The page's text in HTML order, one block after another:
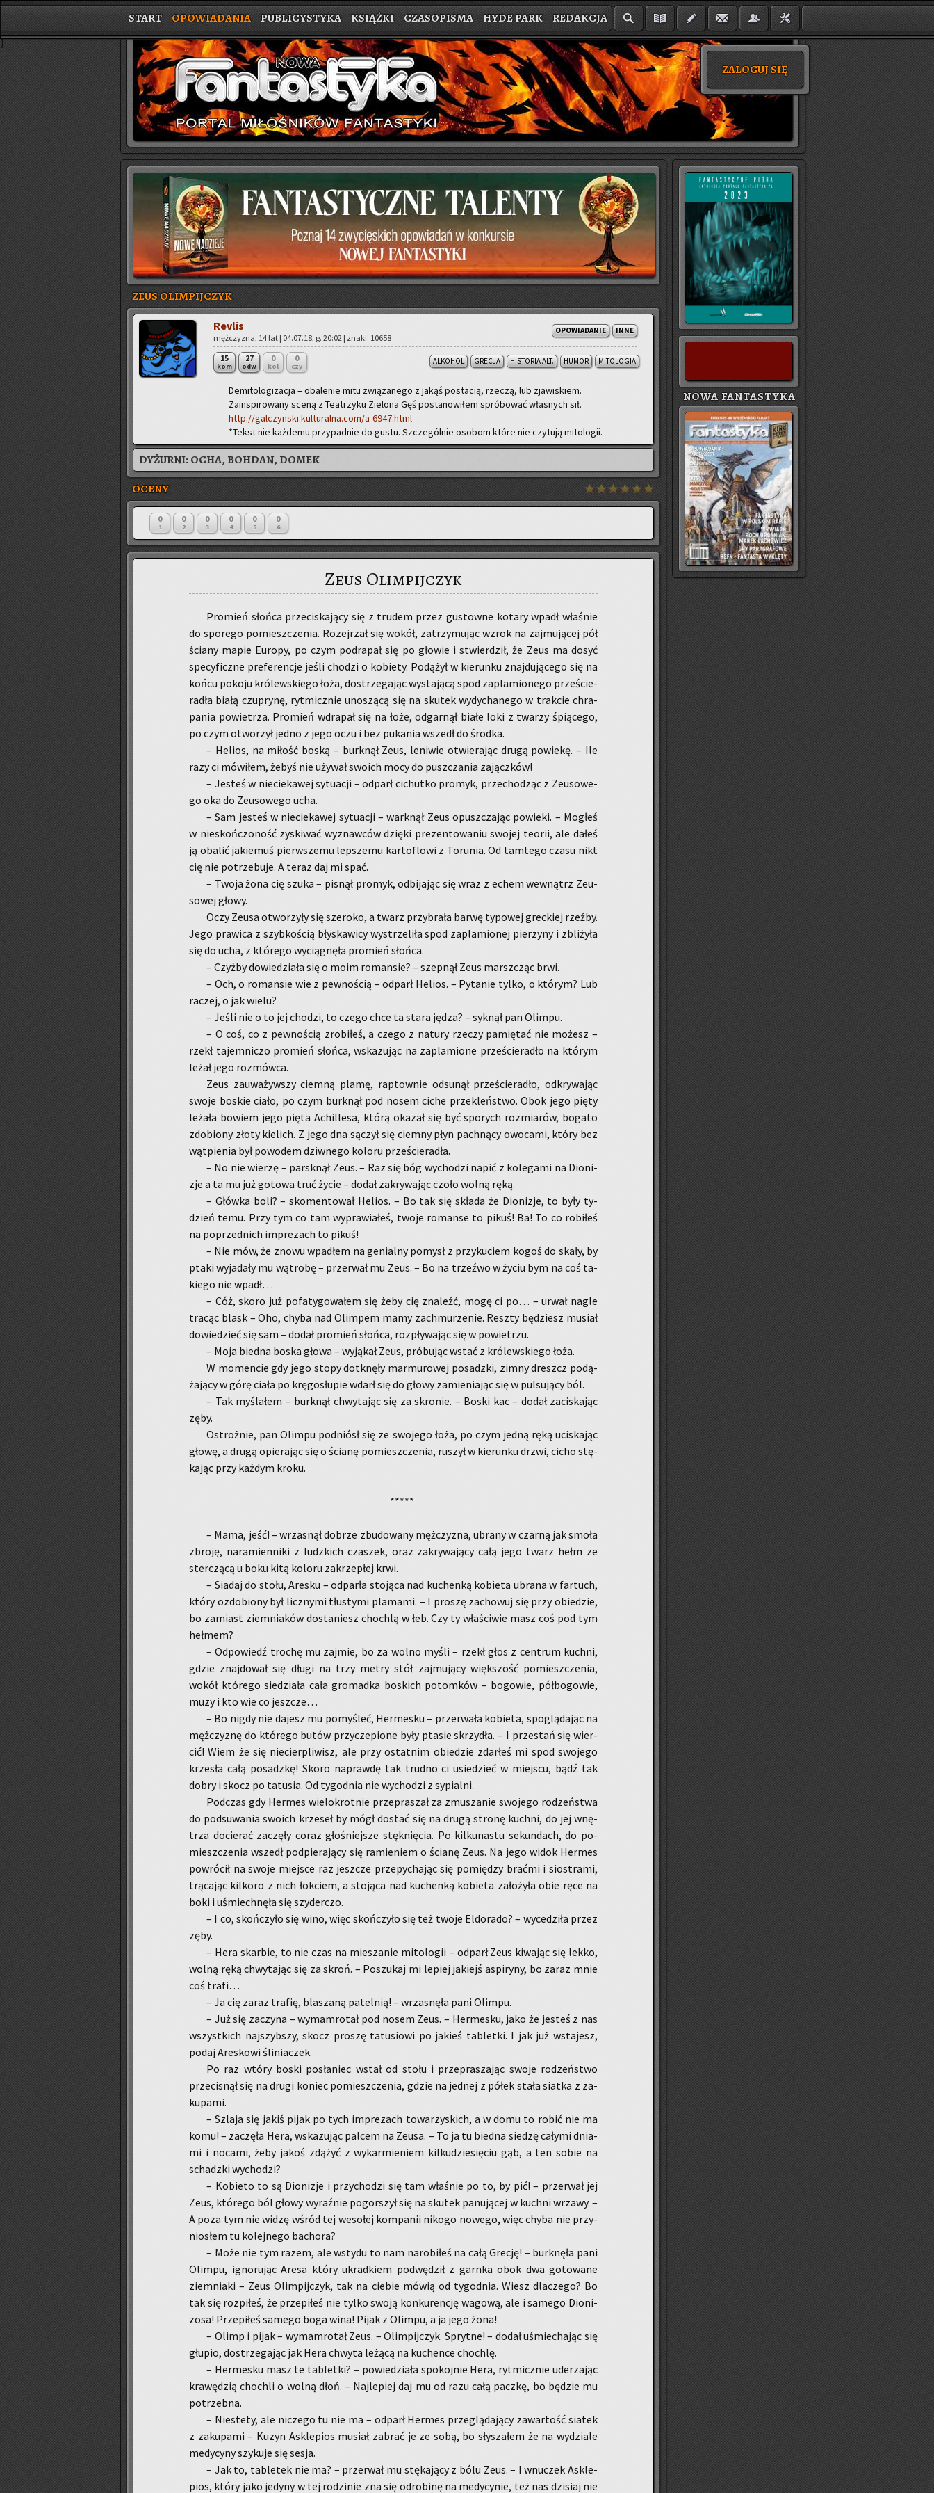
START OPOWIADANIA PUBLICYSTYKA KSIĄŻKI CZASOPISMA HYDE PARK REDAKCJA
ZALOGUJ SIĘ
}
ZEUS OLIMPIJCZYK
OPOWIADANIE INNE
Re­vlis
męż­czy­zna, 14 lat | 04.07.18, g. 20:02 | znaki: 10658
15
kom
27
odw
0
kol
0
czy
ALKOHOL GRECJA HISTORIA ALT. HUMOR MITOLOGIA
De­mi­to­lo­gi­za­cja – oba­le­nie mitu zwią­za­ne­go z jakąś po­sta­cią, rze­czą, lub zja­wi­skiem.
Za­in­spi­ro­wa­ny sceną z Te­atrzy­ku Zie­lo­na Gęś po­sta­no­wi­łem spró­bo­wać wła­snych sił.
http://galczynski.kulturalna.com/a-6947.html
*Tekst nie każ­de­mu przy­pad­nie do gustu. Szcze­gól­nie oso­bom które nie czy­tu­ją mi­to­lo­gii.
DYŻURNI: OCHA, BOHDAN, DOMEK
OCENY
0
1
0
2
0
3
0
4
0
5
0
6
Zeus Olimpijczyk
Pro­mień słoń­ca prze­ci­ska­ją­cy się z tru­dem przez gu­stow­ne ko­ta­ry wpadł wła­śnie
do spo­re­go po­miesz­cze­nia. Ro­zej­rzał się wokół, za­trzy­mu­jąc wzrok na zaj­mu­ją­cej pół
ścia­ny mapie Eu­ro­py, po czym po­dra­pał się po gło­wie i stwier­dził, że Zeus ma dosyć
spe­cy­ficz­ne pre­fe­ren­cje jeśli cho­dzi o ko­bie­ty. Po­dą­żył w kie­run­ku znaj­du­ją­ce­go się na
końcu po­ko­ju kró­lew­skie­go łoża, do­strze­ga­jąc wy­sta­ją­cą spod za­pla­mio­ne­go prze­ście­
ra­dła białą czu­pry­nę, ryt­micz­nie uno­szą­cą się na sku­tek wy­dy­cha­ne­go w trak­cie chra­
pa­nia po­wie­trza. Pro­mień wdra­pał się na łoże, od­gar­nął białe loki z twa­rzy śpią­ce­go,
po czym otwo­rzył jedno z jego oczu i bez pu­ka­nia wszedł do środ­ka.
– He­lios, na mi­łość boską – burk­nął Zeus, le­ni­wie otwie­ra­jąc drugą po­wie­kę. – Ile
razy ci mó­wi­łem, żebyś nie uży­wał swo­ich mocy do pusz­cza­nia za­jącz­ków!
– Je­steś w nie­cie­ka­wej sy­tu­acji – od­parł ci­chut­ko pro­myk, prze­cho­dząc z Zeu­so­we­
go oka do Zeu­so­we­go ucha.
– Sam je­steś w nie­cie­ka­wej sy­tu­acji – wark­nął Zeus opusz­cza­jąc po­wie­ki. – Mo­głeś
w nie­skoń­czo­ność zy­ski­wać wy­znaw­ców dzię­ki pre­zen­to­wa­niu swo­jej teo­rii, ale dałeś
ją oba­lić ja­kie­muś pierw­sze­mu lep­sze­mu kar­to­flo­wi z To­ru­nia. Od tam­te­go czasu nikt
cię nie po­trze­bu­je. A teraz daj mi spać.
– Twoja żona cię szuka – pi­snął pro­myk, od­bi­ja­jąc się wraz z echem we­wnątrz Zeu­
so­wej głowy.
Oczy Zeusa otwo­rzy­ły się sze­ro­ko, a twarz przy­bra­ła barwę ty­po­wej grec­kiej rzeź­by.
Jego pra­wi­ca z szyb­ko­ścią bły­ska­wi­cy wy­strze­li­ła spod za­pla­mio­nej pie­rzy­ny i zbli­ży­ła
się do ucha, z któ­re­go wy­cią­gnę­ła pro­mień słoń­ca.
– Czyż­by do­wie­dzia­ła się o moim ro­man­sie? – szep­nął Zeus marsz­cząc brwi.
– Och, o ro­man­sie wie z pew­no­ścią – od­parł He­lios. – Py­ta­nie tylko, o któ­rym? Lub
ra­czej, o jak wielu?
– Jeśli nie o to jej cho­dzi, to czego chce ta stara jędza? – syk­nął pan Olim­pu.
– O coś, co z pew­no­ścią zro­bi­łeś, a czego z na­tu­ry rze­czy pa­mię­tać nie mo­żesz –
rzekł ta­jem­ni­czo pro­mień słoń­ca, wska­zu­jąc na za­pla­mio­ne prze­ście­ra­dło na któ­rym
leżał jego roz­mów­ca.
Zeus za­uwa­żyw­szy ciem­ną plamę, rap­tow­nie od­su­nął prze­ście­ra­dło, od­kry­wa­jąc
swoje bo­skie ciało, po czym burk­nął pod nosem ciche prze­kleń­stwo. Obok jego pięty
le­ża­ła bo­wiem jego pięta Achil­le­sa, którą oka­zał się być spo­rych roz­mia­rów, bo­ga­to
zdo­bio­ny złoty kie­lich. Z jego dna są­czył się ciem­ny płyn pach­ną­cy owo­ca­mi, który bez
wąt­pie­nia był po­wo­dem dziw­ne­go ko­lo­ru prze­ście­ra­dła.
– No nie wie­rzę – par­sk­nął Zeus. – Raz się bóg wy­cho­dzi napić z ko­le­ga­mi na Dio­ni­
zje a ta mu już go­to­wa truć życie – dodał za­kry­wa­jąc czoło wolną ręką.
– Głów­ka boli? – sko­men­to­wał He­lios. – Bo tak się skła­da że Dio­ni­zje, to były ty­
dzień temu. Przy tym co tam wy­pra­wia­łeś, twoje ro­man­se to pikuś! Ba! To co ro­bi­łeś
na po­przed­nich im­pre­zach to pikuś!
– Nie mów, że znowu wpa­dłem na ge­nial­ny po­mysł z przy­ku­ciem kogoś do skały, by
ptaki wy­ja­da­ły mu wą­tro­bę – prze­rwał mu Zeus. – Bo na trzeź­wo w życiu bym na coś ta­
kie­go nie wpadł…
– Cóż, skoro już po­fa­ty­go­wa­łem się żeby cię zna­leźć, mogę ci po… – urwał nagle
tra­cąc blask – Oho, chyba nad Olim­pem mamy za­chmu­rze­nie. Resz­ty bę­dziesz mu­siał
do­wie­dzieć się sam – dodał pro­mień słoń­ca, roz­pły­wa­jąc się w po­wie­trzu.
– Moja bied­na boska głowa – wy­ją­kał Zeus, pró­bu­jąc wstać z kró­lew­skie­go łoża.
W mo­men­cie gdy jego stopy do­tknę­ły mar­mu­ro­wej po­sadz­ki, zimny dreszcz po­dą­
ża­ją­cy w górę ciała po krę­go­słu­pie wdarł się do głowy za­mie­nia­jąc się w pul­su­ją­cy ból.
– Tak my­śla­łem – burk­nął chwy­ta­jąc się za skro­nie. – Boski kac – dodał za­ci­ska­jąc
zęby.
Ostroż­nie, pan Olim­pu pod­niósł się ze swo­je­go łoża, po czym jedną ręką uci­ska­jąc
głowę, a drugą opie­ra­jąc się o ścia­nę po­miesz­cze­nia, ru­szył w kie­run­ku drzwi, cicho stę­
ka­jąc przy każ­dym kroku.
*****
– Mama, jeść! – wrza­snął do­brze zbu­do­wa­ny męż­czy­zna, ubra­ny w czar­ną jak smoła
zbro­ję, na­ra­mien­ni­ki z ludz­kich cza­szek, oraz za­kry­wa­ją­cy całą jego twarz hełm ze
ster­czą­cą u boku kitą ko­lo­ru za­krze­płej krwi.
– Sia­daj do stołu, Are­sku – od­par­ła sto­ją­ca nad ku­chen­ką ko­bie­ta ubra­na w far­tuch,
który ozdo­bio­ny był licz­ny­mi tłu­sty­mi pla­ma­mi. – I pro­szę za­cho­wuj się przy obie­dzie,
bo za­miast ziem­nia­ków do­sta­niesz cho­chlą w łeb. Czy ty wła­ści­wie masz coś pod tym
heł­mem?
– Od­po­wiedź tro­chę mu zaj­mie, bo za wolno myśli – rzekł głos z cen­trum kuch­ni,
gdzie znaj­do­wał się długi na trzy metry stół zaj­mu­ją­cy więk­szość po­miesz­cze­nia,
wokół któ­re­go sie­dzia­ła cała gro­mad­ka bo­skich po­tom­ków – bo­go­wie, pół­bo­go­wie,
muzy i kto wie co jesz­cze…
– Bo nigdy nie da­jesz mu po­my­śleć, Her­me­sku – prze­rwa­ła ko­bie­ta, spo­glą­da­jąc na
męż­czy­znę do któ­re­go butów przy­cze­pio­ne były pta­sie skrzy­dła. – I prze­stań się wier­
cić! Wiem że się nie­cier­pli­wisz, ale przy ostat­nim obie­dzie zdar­łeś mi spod swo­je­go
krze­sła całą po­sadz­kę! Skoro na­praw­dę tak trud­no ci usie­dzieć w miej­scu, bądź tak
dobry i skocz po ta­tu­sia. Od ty­go­dnia nie wy­cho­dzi z sy­pial­ni.
Pod­czas gdy Her­mes wie­lo­krot­nie prze­pra­szał za zmu­sza­nie swo­je­go ro­dzeń­stwa
do pod­su­wa­nia swo­ich krze­seł by mógł do­stać się na drugą stro­nę kuch­ni, do jej wnę­
trza do­cie­rać za­czę­ły coraz gło­śniej­sze stęk­nię­cia. Po kil­ku­na­stu se­kun­dach, do po­
miesz­cze­nia wszedł pod­pie­ra­ją­cy się ra­mie­niem o ścia­nę Zeus. Na jego widok Her­mes
po­wró­cił na swoje miej­sce raz jesz­cze prze­py­cha­jąc się po­mię­dzy brać­mi i sio­stra­mi,
trą­ca­jąc kil­ko­ro z nich łok­ciem, a sto­ją­ca nad ku­chen­ką ko­bie­ta za­ło­ży­ła obie ręce na
boki i uśmiech­nę­ła się szy­der­czo.
– I co, skoń­czy­ło się wino, więc skoń­czy­ło się też twoje El­do­ra­do? – wy­ce­dzi­ła przez
zęby.
– Hera skar­bie, to nie czas na mie­sza­nie mi­to­lo­gii – od­parł Zeus ki­wa­jąc się lekko,
wolną ręką chwy­ta­jąc się za skroń. – Po­szu­kaj mi le­piej ja­kiejś aspi­ry­ny, bo zaraz mnie
coś trafi…
– Ja cię zaraz tra­fię, bla­sza­ną pa­tel­nią! – wrza­snę­ła pani Olim­pu.
– Już się za­czy­na – wy­mam­ro­tał pod nosem Zeus. – Her­me­sku, jako że je­steś z nas
wszyst­kich naj­szyb­szy, skocz pro­szę ta­tu­sio­wi po ja­kieś ta­blet­ki. I jak już wsta­jesz,
podaj Are­sko­wi śli­nia­czek.
Po raz wtóry boski po­sła­niec wstał od stołu i prze­pra­sza­jąc swoje ro­dzeń­stwo
prze­ci­snął się na drugi ko­niec po­miesz­cze­nia, gdzie na jed­nej z półek stała siat­ka z za­
ku­pa­mi.
– Szla­ja się jakiś pijak po tych im­pre­zach to­wa­rzy­skich, a w domu to robić nie ma
komu! – za­czę­ła Hera, wska­zu­jąc pal­cem na Zeusa. – To ja tu bied­na sie­dzę ca­ły­mi dnia­
mi i no­ca­mi, żeby jakoś zdą­żyć z wy­kar­mie­niem kil­ku­dzie­się­ciu gąb, a ten sobie na
schadz­ki wy­cho­dzi?
– Ko­bie­to to są Dio­ni­zje i przy­cho­dzi się tam wła­śnie po to, by pić! – prze­rwał jej
Zeus, któ­re­go ból głowy wy­raź­nie po­gor­szył się na sku­tek pa­nu­ją­cej w kuch­ni wrza­wy. –
A poza tym nie widzę wśród tej we­so­łej kom­pa­nii ni­ko­go no­we­go, więc chyba nie przy­
nio­słem tu ko­lej­ne­go ba­cho­ra?
– Może nie tym razem, ale wsty­du to nam na­ro­bi­łeś na całą Gre­cję! – burk­nę­ła pani
Olim­pu, igno­ru­jąc Aresa który ukrad­kiem pod­wę­dził z garn­ka obok dwa go­to­wa­ne
ziem­nia­ki – Zeus Olim­pij­czyk, tak na cie­bie mówią od ty­go­dnia. Wiesz dla­cze­go? Bo
tak się roz­pi­łeś, że prze­pi­łeś nie tylko swoją kon­ku­ren­cję wa­go­wą, ale i sa­me­go Dio­ni­
zo­sa! Prze­pi­łeś sa­me­go boga wina! Pijak z Olim­pu, a ja jego żona!
– Olimp i pijak – wy­mam­ro­tał Zeus. – Olim­pij­czyk. Spryt­ne! – dodał uśmie­cha­jąc się
głu­pio, do­strze­ga­jąc jak Hera chwy­ta le­żą­cą na ku­chen­ce cho­chlę.
– Her­me­sku masz te ta­blet­ki? – po­wie­dzia­ła spo­koj­nie Hera, ryt­micz­nie ude­rza­jąc
kra­wę­dzią cho­chli o wolną dłoń. – Naj­le­piej daj mu od razu całą pacz­kę, bo bę­dzie mu
po­trzeb­na.
– Nie­ste­ty, ale ni­cze­go tu nie ma – od­parł Her­mes prze­glą­da­ją­cy za­war­tość sia­tek
z za­ku­pa­mi – Kuzyn Askle­pios mu­siał za­brać je ze sobą, bo sły­sza­łem że na wy­dzia­le
me­dy­cy­ny szy­ku­je się sesja.
– Jak to, ta­ble­tek nie ma? – prze­rwał mu stę­ka­ją­cy z bólu Zeus. – I wnu­czek Askle­
pios, który jako je­dy­ny w tej ro­dzi­nie zna się odro­bi­nę na me­dy­cy­nie, też nas dzi­siaj nie
NOWA FANTASTYKA